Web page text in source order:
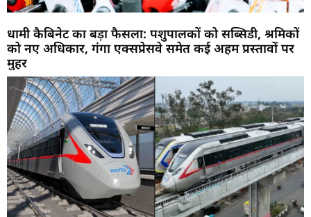
धामी कैबिनेट का बड़ा फैसला: पशुपालकों को सब्सिडी, श्रमिकों
को नए अधिकार, गंगा एक्सप्रेसवे समेत कई अहम प्रस्तावों पर
मुहर